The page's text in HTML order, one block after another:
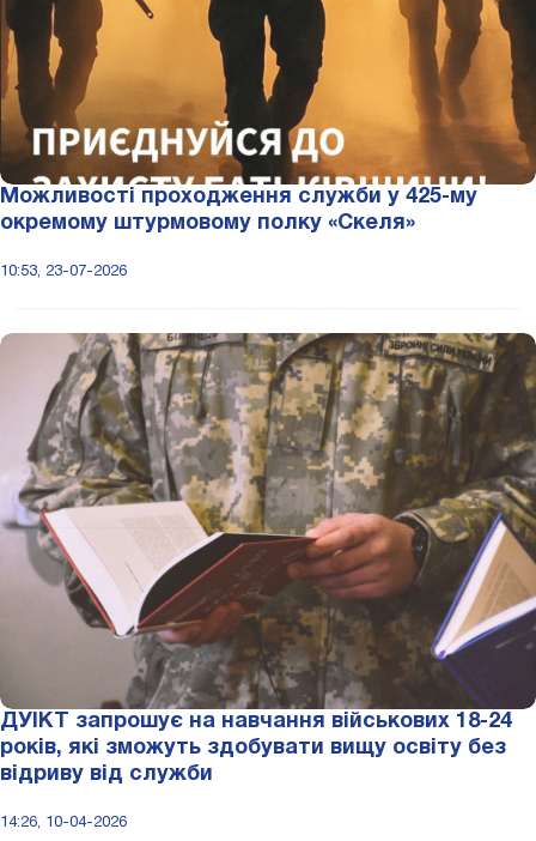
Можливості проходження служби у 425-му
окремому штурмовому полку «Скеля»
10:53, 23-07-2026
ДУІКТ запрошує на навчання військових 18-24
років, які зможуть здобувати вищу освіту без
відриву від служби
14:26, 10-04-2026